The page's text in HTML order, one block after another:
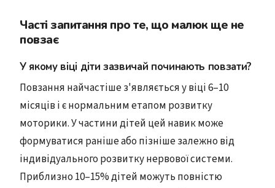
Часті запитання про те, що малюк ще не
повзає
У якому віці діти зазвичай починають повзати?
Повзання найчастіше з'являється у віці 6–10
місяців і є нормальним етапом розвитку
моторики. У частини дітей цей навик може
формуватися раніше або пізніше залежно від
індивідуального розвитку нервової системи.
Приблизно 10–15% дітей можуть повністю